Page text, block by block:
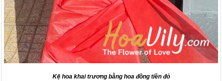
Kệ hoa khai trương bằng hoa đồng tiền đỏ